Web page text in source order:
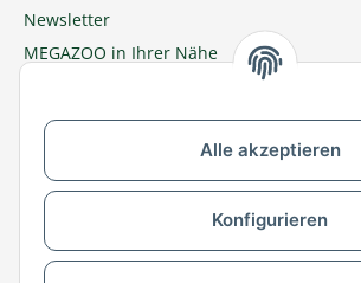
Alle akzeptieren
Konfigurieren
Newsletter
MEGAZOO in Ihrer Nähe
Zu MEGAZOO-nord.de wechseln
Versandpartner & Zahlungsmöglichkeiten